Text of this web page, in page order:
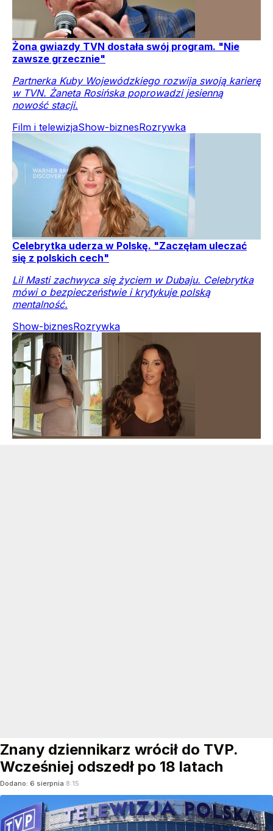
Żona gwiazdy TVN dostała swój program. "Nie
zawsze grzecznie"
Partnerka Kuby Wojewódzkiego rozwija swoją karierę
w TVN. Żaneta Rosińska poprowadzi jesienną
nowość stacji.
Film i telewizjaShow-biznesRozrywka
Celebrytka uderza w Polskę. "Zaczęłam uleczać
się z polskich cech"
Lil Masti zachwyca się życiem w Dubaju. Celebrytka
mówi o bezpieczeństwie i krytykuje polską
mentalność.
Show-biznesRozrywka
Znany dziennikarz wrócił do TVP.
Wcześniej odszedł po 18 latach
Dodano: 6 sierpnia 8:15